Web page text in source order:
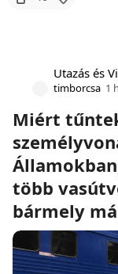
Utazás és
timborcsa 1
Miért
több
bármely